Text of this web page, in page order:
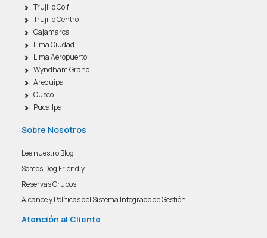
Trujillo Golf
Trujillo Centro
Cajamarca
Lima Ciudad
Lima Aeropuerto
Wyndham Grand
Arequipa
Cusco
Pucallpa
Sobre Nosotros
Lee nuestro Blog
Somos Dog Friendly
Reservas Grupos
Alcance y Políticas del Sistema Integrado de Gestión
Atención al Cliente